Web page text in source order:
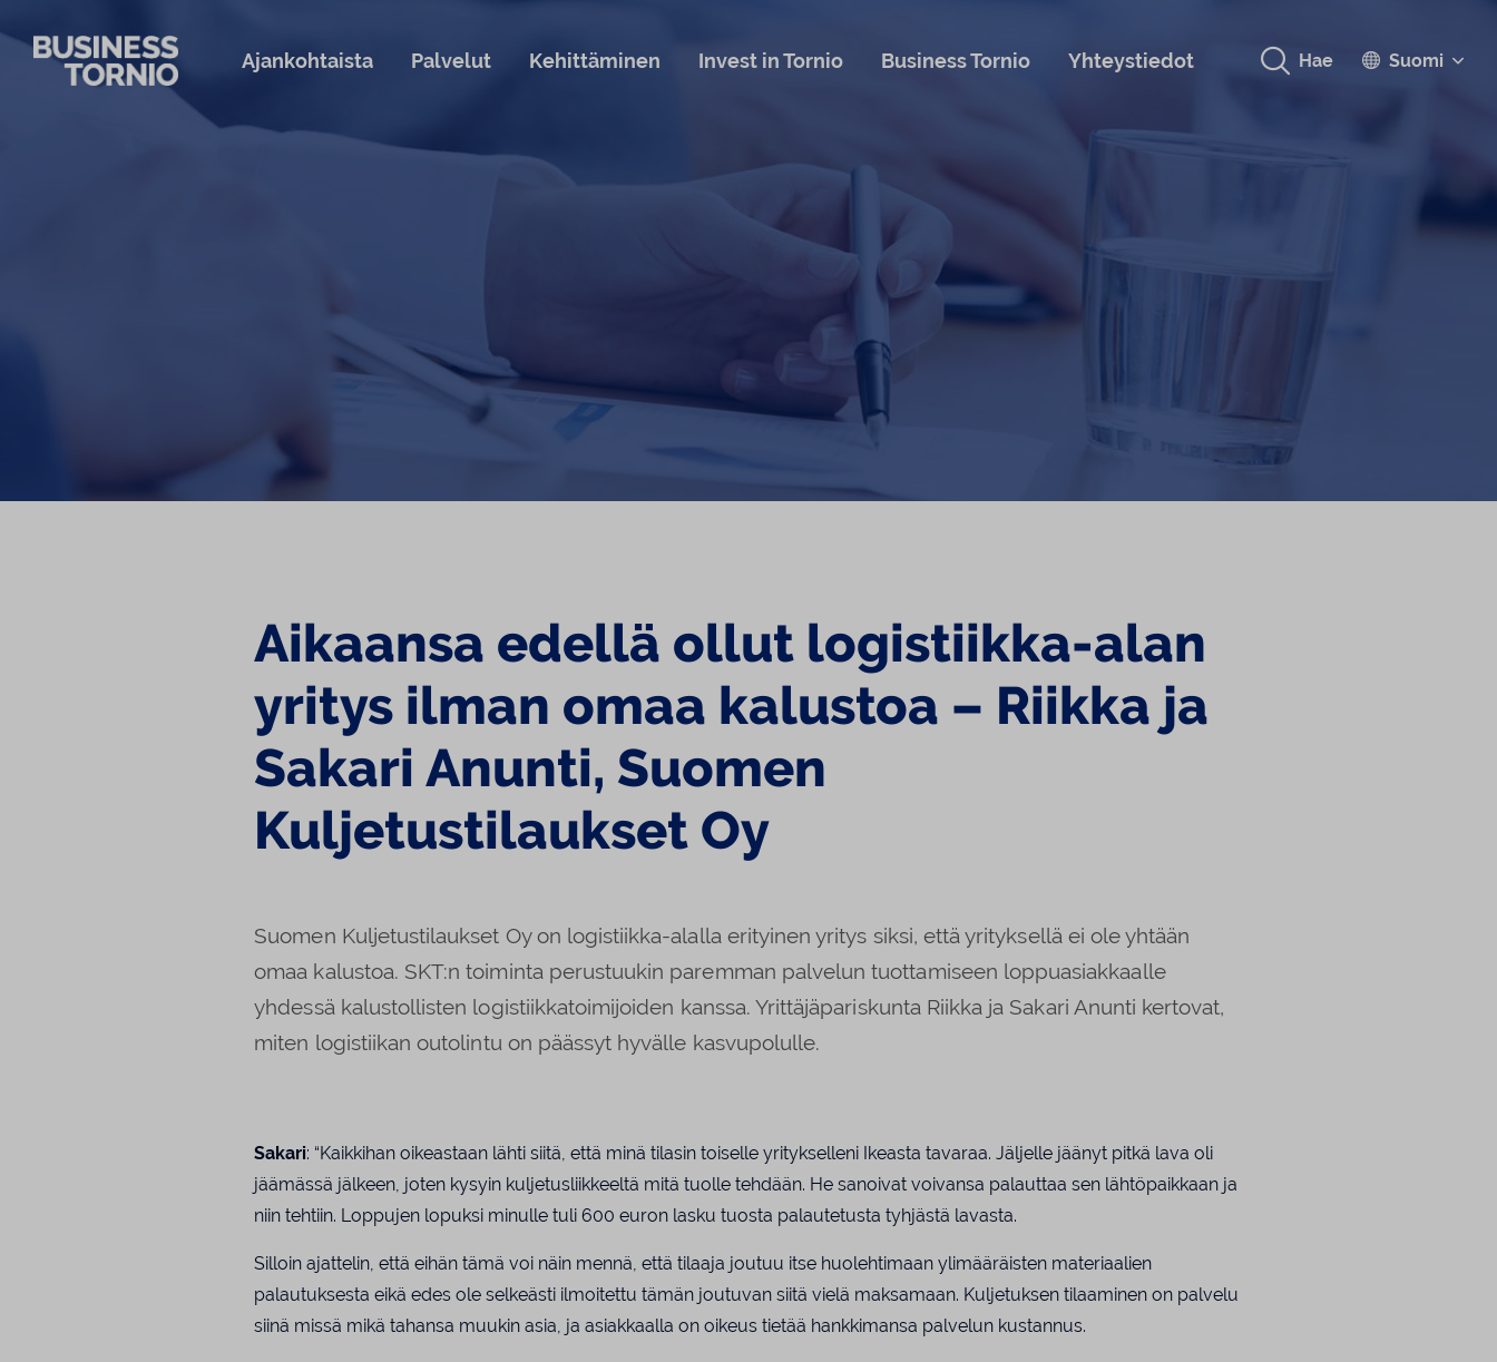
Ajankohtaista Palvelut Kehittäminen Invest in Tornio Business Tornio Yhteystiedot Hae Suomi
Aikaansa edellä ollut logistiikka-alan
yritys ilman omaa kalustoa – Riikka ja
Sakari Anunti, Suomen
Kuljetustilaukset Oy
Suomen Kuljetustilaukset Oy on logistiikka-alalla erityinen yritys siksi, että yrityksellä ei ole yhtään
omaa kalustoa. SKT:n toiminta perustuukin paremman palvelun tuottamiseen loppuasiakkaalle
yhdessä kalustollisten logistiikkatoimijoiden kanssa. Yrittäjäpariskunta Riikka ja Sakari Anunti kertovat,
miten logistiikan outolintu on päässyt hyvälle kasvupolulle.
Sakari: “Kaikkihan oikeastaan lähti siitä, että minä tilasin toiselle yritykselleni Ikeasta tavaraa. Jäljelle jäänyt pitkä lava oli
jäämässä jälkeen, joten kysyin kuljetusliikkeeltä mitä tuolle tehdään. He sanoivat voivansa palauttaa sen lähtöpaikkaan ja
niin tehtiin. Loppujen lopuksi minulle tuli 600 euron lasku tuosta palautetusta tyhjästä lavasta.
Silloin ajattelin, että eihän tämä voi näin mennä, että tilaaja joutuu itse huolehtimaan ylimääräisten materiaalien
palautuksesta eikä edes ole selkeästi ilmoitettu tämän joutuvan siitä vielä maksamaan. Kuljetuksen tilaaminen on palvelu
siinä missä mikä tahansa muukin asia, ja asiakkaalla on oikeus tietää hankkimansa palvelun kustannus.